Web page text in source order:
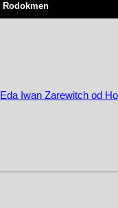
Rodokmen
Eda Iwan Zarewitch od